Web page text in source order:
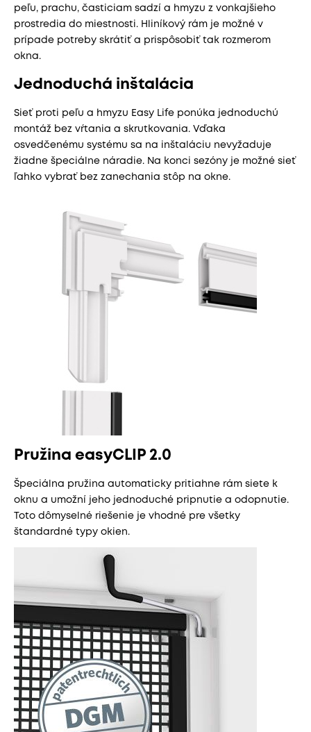
peľu, prachu, časticiam sadzí a hmyzu z vonkajšieho
prostredia do miestnosti. Hliníkový rám je možné v
prípade potreby skrátiť a prispôsobiť tak rozmerom
okna.
Jednoduchá inštalácia
Sieť proti peľu a hmyzu Easy Life ponúka jednoduchú
montáž bez vŕtania a skrutkovania. Vďaka
osvedčenému systému sa na inštaláciu nevyžaduje
žiadne špeciálne náradie. Na konci sezóny je možné sieť
ľahko vybrať bez zanechania stôp na okne.
Pružina easyCLIP 2.0
Špeciálna pružina automaticky pritiahne rám siete k
oknu a umožní jeho jednoduché pripnutie a odopnutie.
Toto dômyselné riešenie je vhodné pre všetky
štandardné typy okien.